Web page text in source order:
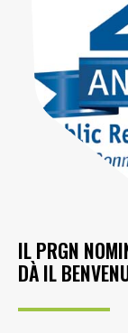
IL PRGN
DÀ IL